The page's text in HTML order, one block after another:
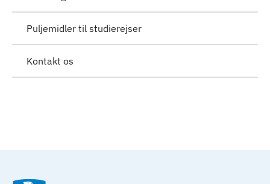
Puljemidler til studierejser
Kontakt os